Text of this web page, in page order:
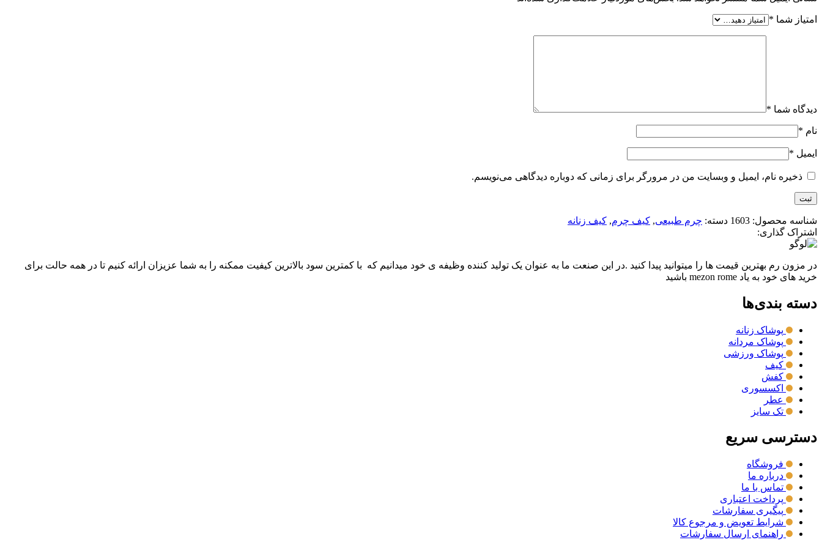
امتیاز شما *
دیدگاه شما *
نام *
ایمیل *
ذخیره نام، ایمیل و وبسایت من در مرورگر برای زمانی که دوباره دیدگاهی می‌نویسم.
شناسه محصول: 1603 دسته: چرم طبیعی, کیف چرم, کیف زنانه
اشتراک گذاری:
در مزون رم بهترین قیمت ها را میتوانید پیدا کنید .در این صنعت ما به عنوان یک تولید کننده وظیفه ی خود میدانیم که با کمترین سود بالاترین کیفیت ممکنه را به شما عزیزان ارائه کنیم تا در همه حالت برای
خرید های خود به یاد mezon rome باشید
دسته بندی‌ها
پوشاک زنانه
پوشاک مردانه
پوشاک ورزشی
کیف
کفش
اکسسوری
عطر
تک سایز
دسترسی سریع
فروشگاه
درباره ما
تماس با ما
پرداخت اعتباری
پیگیری سفارشات
شرایط تعویض و مرجوع کالا
راهنمای ارسال سفارشات